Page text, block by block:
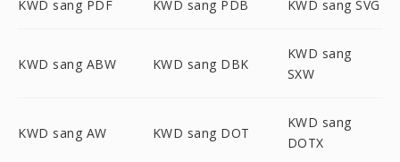
KWD sang PDF KWD sang PDB KWD sang SVG
KWD sang ABW KWD sang DBK
KWD sang
SXW
KWD sang AW KWD sang DOT
KWD sang
DOTX